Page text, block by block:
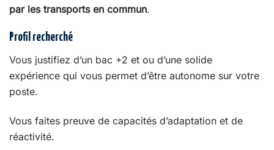
par les transports en commun.
Profil recherché
Vous justifiez d’un bac +2 et ou d’une solide
expérience qui vous permet d’être autonome sur votre
poste.
Vous faites preuve de capacités d’adaptation et de
réactivité.